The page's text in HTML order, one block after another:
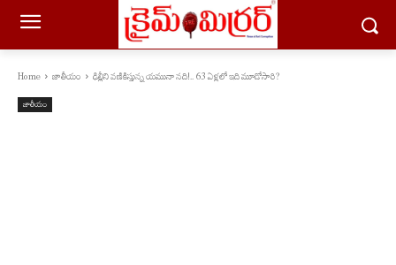
Home జాతీయం ఢిల్లీని వణికిస్తున్న యమునా నది!.. 63 ఏళ్లలో ఇది మూడోసారి?
జాతీయం